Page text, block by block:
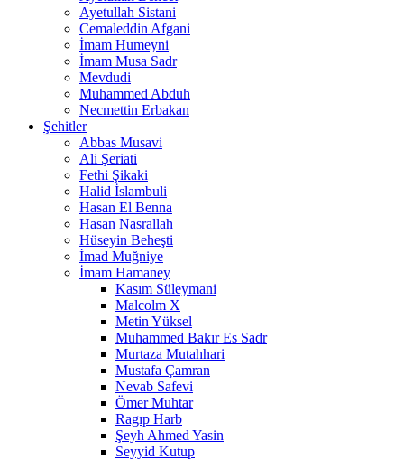
Ayetullah Sistani
Cemaleddin Afgani
İmam Humeyni
İmam Musa Sadr
Mevdudi
Muhammed Abduh
Necmettin Erbakan
Şehitler
Abbas Musavi
Ali Şeriati
Fethi Şikaki
Halid İslambuli
Hasan El Benna
Hasan Nasrallah
Hüseyin Beheşti
İmad Muğniye
İmam Hamaney
Kasım Süleymani
Malcolm X
Metin Yüksel
Muhammed Bakır Es Sadr
Murtaza Mutahhari
Mustafa Çamran
Nevab Safevi
Ömer Muhtar
Ragıp Harb
Şeyh Ahmed Yasin
Seyyid Kutup